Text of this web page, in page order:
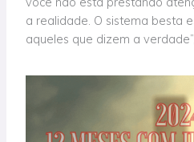
a realidade. O sistema besta
aqueles que dizem a